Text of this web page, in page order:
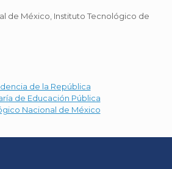
de México, Instituto Tecnológico de
de la República
de Educación Pública
Nacional de México